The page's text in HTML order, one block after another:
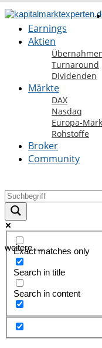
Earnings
Aktien
Turnaround
Dividenden
Märkte
DAX
Nasdaq
Europa-
Rohstoffe
Broker
Community
weitere ....
Exact matches only
Search in title
Search in content